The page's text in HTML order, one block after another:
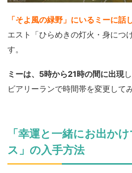
「そよ風の緑野」にいるミーに話
エスト「ひらめきの灯火・身につ
す。
ミーは、5時から21時の間に出現
ビアリーランで時間帯を変更して
「幸運と一緒にお出か
ス」の入手方法